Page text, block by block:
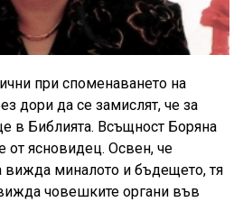
при споменаването на
дори да се замислят, че за
в Библията. Всъщност Боряна
от ясновидец. Освен, че
вижда миналото и бъдещето, тя
човешките органи във